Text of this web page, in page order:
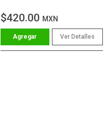
$420.00 MXN
Ver Detalles